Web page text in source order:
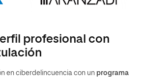
profesional con
en ciberdelincuencia con un programa